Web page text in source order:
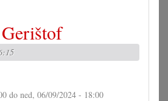
do ned, 06/09/2024 - 18:00